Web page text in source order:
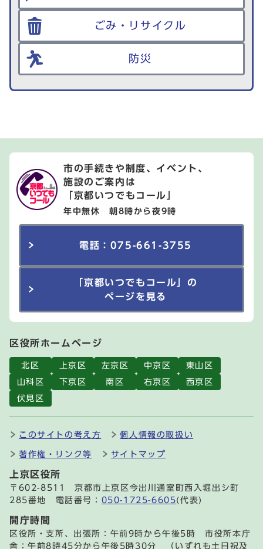
ごみ・リサイクル
防災
市の手続きや制度、イベント、
施設のご案内は
「京都いつでもコール」
年中無休 朝8時から夜9時
電話：075-661-3755
「京都いつでもコール」の
ページを見る
区役所ホームページ
北区 上京区 左京区 中京区
東山区
山科区
下京区 南区 右京区
西京区
伏見区
このサイトの考え方 個人情報の取扱い
著作権・リンク等 サイトマップ
上京区役所
〒602-8511 京都市上京区今出川通室町西入堀出シ町
285番地 電話番号： 050-1725-6605(代表)
開庁時間
区役所・支所、出張所：午前9時から午後5時 市役所本庁
舎：午前8時45分から午後5時30分 （いずれも土日祝及